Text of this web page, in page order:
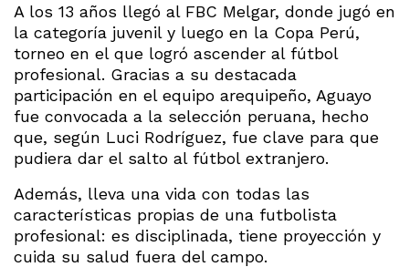
A los 13 años llegó al FBC Melgar, donde jugó en
la categoría juvenil y luego en la Copa Perú,
torneo en el que logró ascender al fútbol
profesional. Gracias a su destacada
participación en el equipo arequipeño, Aguayo
fue convocada a la selección peruana, hecho
que, según Luci Rodríguez, fue clave para que
pudiera dar el salto al fútbol extranjero.
Además, lleva una vida con todas las
características propias de una futbolista
profesional: es disciplinada, tiene proyección y
cuida su salud fuera del campo.